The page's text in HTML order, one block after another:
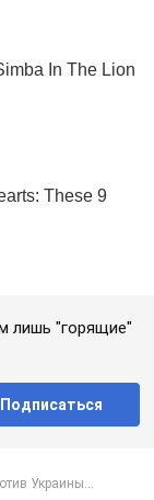
лишь "горящие"
Подписаться
Украины...